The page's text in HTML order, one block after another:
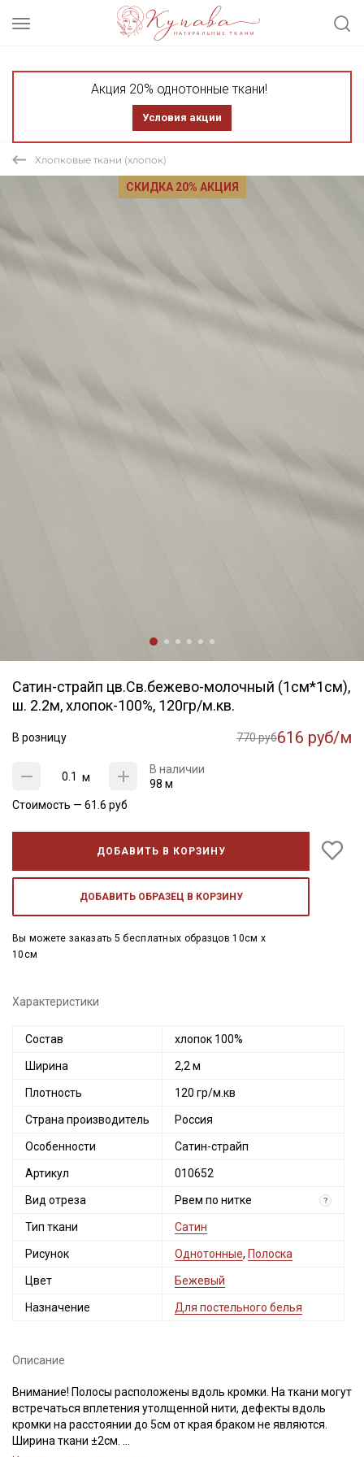
Акция 20% однотонные ткани!
Условия акции
Хлопковые ткани (хлопок)
СКИДКА 20% АКЦИЯ
Сатин-страйп цв.Св.бежево-молочный (1см*1см),
ш. 2.2м, хлопок-100%, 120гр/м.кв.
В розницу 770 руб616 руб/м
м
В наличии
98 м
Стоимость — 61.6 руб
ДОБАВИТЬ В КОРЗИНУ
ДОБАВИТЬ ОБРАЗЕЦ В КОРЗИНУ
Вы можете заказать 5 бесплатных образцов 10см x
10см
Характеристики
Состав хлопок 100%
Ширина 2,2 м
Плотность 120 гр/м.кв
Страна производитель Россия
Особенности Сатин-страйп
Артикул 010652
Вид отреза Рвем по нитке ?
Тип ткани Сатин
Рисунок Однотонные, Полоска
Цвет Бежевый
Назначение Для постельного белья
Описание
Внимание! Полосы расположены вдоль кромки. На ткани могут
встречаться вплетения утолщенной нити, дефекты вдоль
кромки на расстоянии до 5см от края браком не являются.
Ширина ткани ±2см.